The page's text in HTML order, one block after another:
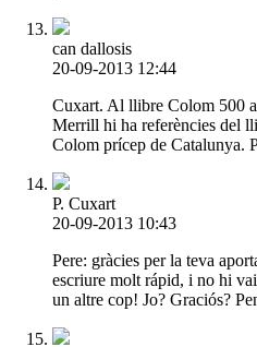
can dallosis
20-09-2013 12:44
Cuxart. Al llibre Colom 500
Merrill hi ha referències del
Colom prícep de Catalunya.
P. Cuxart
20-09-2013 10:43
Pere: gràcies per la teva
escriure molt rápid, i no hi
un altre cop! Jo? Graciós?